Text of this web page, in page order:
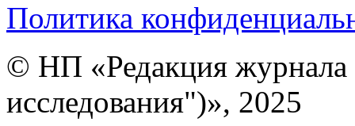
Политика
© НП «Редакция
исследования")», 2025